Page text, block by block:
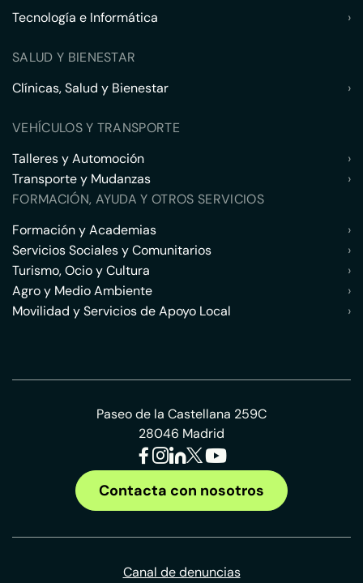
Tecnología e Informática
›
SALUD Y BIENESTAR
Clínicas, Salud y Bienestar
›
VEHÍCULOS Y TRANSPORTE
Talleres y Automoción
›
Transporte y Mudanzas
›
FORMACIÓN, AYUDA Y OTROS SERVICIOS
Formación y Academias
›
Servicios Sociales y Comunitarios
›
Turismo, Ocio y Cultura
›
Agro y Medio Ambiente
›
Movilidad y Servicios de Apoyo Local
›
Paseo de la Castellana 259C
28046 Madrid
Contacta con nosotros
Canal de denuncias